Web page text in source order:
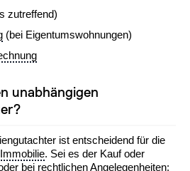
zutreffend)
(bei Eigentumswohnungen)
unabhängigen
ist entscheidend für die
. Sei es der Kauf oder
bei rechtlichen Angelegenheiten: